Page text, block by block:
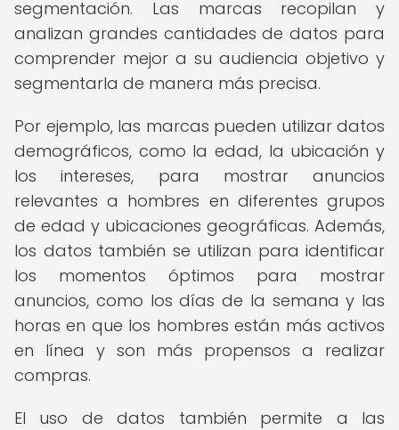
segmentación. Las marcas recopilan y
analizan grandes cantidades de datos para
comprender mejor a su audiencia objetivo y
segmentarla de manera más precisa.
Por ejemplo, las marcas pueden utilizar datos
demográficos, como la edad, la ubicación y
los intereses, para mostrar anuncios
relevantes a hombres en diferentes grupos
de edad y ubicaciones geográficas. Además,
los datos también se utilizan para identificar
los momentos óptimos para mostrar
anuncios, como los días de la semana y las
horas en que los hombres están más activos
en línea y son más propensos a realizar
compras.
El uso de datos también permite a las